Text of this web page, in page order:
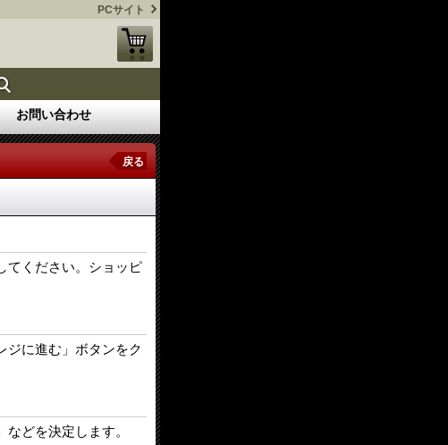
PCサイト
お問い合わせ
戻る
てください。ショッピ
ジに進む」ボタンをク
どを決定します。